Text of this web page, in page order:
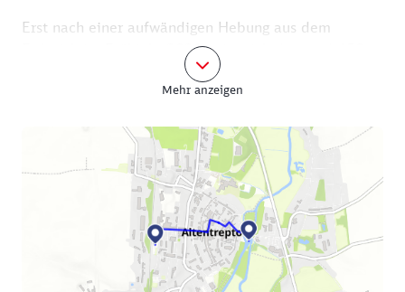
Erst nach einer aufwändigen Hebung aus dem
Erdreich im Frühjahr 2021 zeigt sich der rund 450
Tonnen schwere Riese in voller Schönheit. Aber das
ist schon wieder eine andere Tour, denn wir wollten
In die Tollense eingesetzt werden die Kanus an
einem Holzsteg unterhalb der Straßenbrücke Fritz-
Reuter-Straße nahe der Tankstelle. Vom Bahnhof
laufen Sie gut einen Kilometer die Bahnhofstraße
entlang, biegen am Marktplatz links in die
Unterbaustraße und dann rechts in die
Brückengasse, die in die Oberbaustraße mündet.
Mehr anzeigen